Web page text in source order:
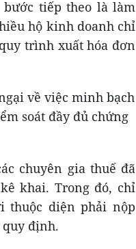
tiếp theo là làm
hộ kinh doanh chỉ
trình xuất hóa đơn
về việc minh bạch
soát đầy đủ chứng
chuyên gia thuế đã
khai. Trong đó, chỉ
thuộc diện phải nộp
quy định.